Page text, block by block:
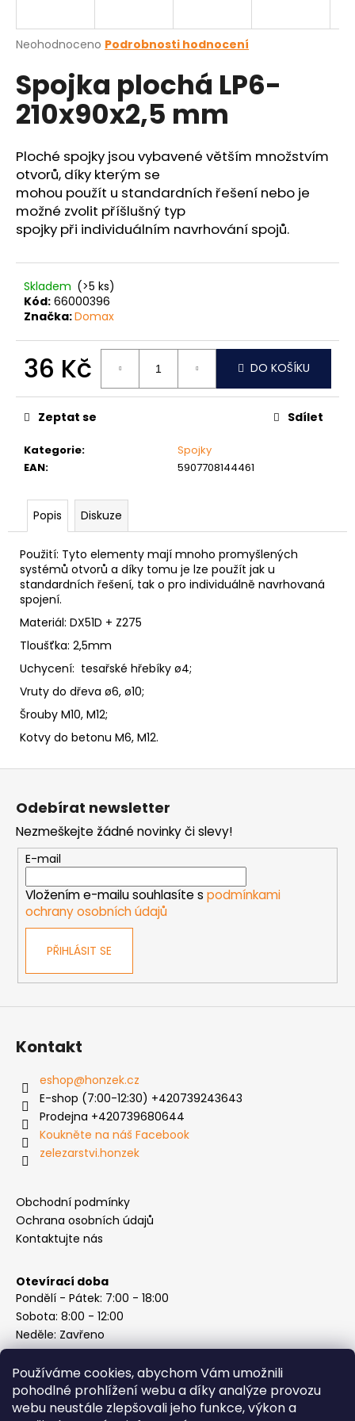
Používáme cookies, abychom Vám umožnili
pohodlné prohlížení webu a díky analýze provozu
webu neustále zlepšovali jeho funkce, výkon a
Průměrné
produktu
je
0,0
z
hvězdiček.
Neohodnoceno Podrobnosti hodnocení
Spojka plochá LP6-
210x90x2,5 mm
Ploché spojky jsou vybavené větším množstvím
otvorů, díky kterým se
mohou použít u standardních řešení nebo je
možné zvolit příšlušný typ
spojky při individuálním navrhování spojů.
Skladem (>5 ks)
Kód: 66000396
Značka:Domax
36 Kč
cena:
DO KOŠÍKU
Kategorie:
Spojky
EAN: 5907708144461
Zeptat se Sdílet
Popis Diskuze
Použití: Tyto elementy mají mnoho promyšlených
systémů otvorů a díky tomu je lze použít jak u
standardních řešení, tak o pro individuálně navrhovaná
spojení.
Materiál: DX51D + Z275
Tloušťka: 2,5mm
Uchycení: tesařské hřebíky ø4;
Vruty do dřeva ø6, ø10;
Šrouby M10, M12;
Kotvy do betonu M6, M12.
j
t
?
HLEDAT
o
p
o
u
u
j
e
m
e
TRHACÍ
PRŮMĚR
NÝTU
6MM
AL/ST
1,50
Kč
Z
Odebírat newsletter
Nezmeškejte žádné novinky či slevy!
E-mail
Vložením e-mailu souhlasíte s podmínkami
ochrany osobních údajů
PŘIHLÁSIT SE
Kontakt
eshop@honzek.cz
E-shop (7:00-12:30) +420739243643
Prodejna +420739680644
Koukněte na náš Facebook
zelezarstvi.honzek
Obchodní podmínky
Ochrana osobních údajů
Kontaktujte nás
Otevírací doba
Pondělí - Pátek: 7:00 - 18:00
Sobota: 8:00 - 12:00
Neděle: Zavřeno